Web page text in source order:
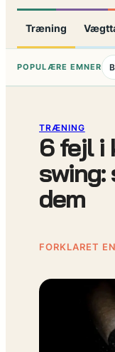
Træning
POPULÆRE EMNER
TRÆNING
6 fejl i
swing:
dem
FORKLARET